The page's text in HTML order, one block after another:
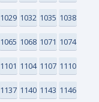
1029 1032 1035 1038
1065 1068 1071 1074
1101 1104 1107 1110
1137 1140 1143 1146